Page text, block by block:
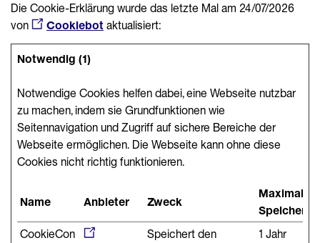
Die Cookie-Erklärung wurde das letzte Mal am 24/07/2026
von
Cookiebot aktualisiert:
Notwendig (1)
Notwendige Cookies helfen dabei, eine Webseite nutzbar
zu machen, indem sie Grundfunktionen wie
Seitennavigation und Zugriff auf sichere Bereiche der
Webseite ermöglichen. Die Webseite kann ohne diese
Cookies nicht richtig funktionieren.
Name Anbieter Zweck
Maximale
CookieCon
Speichert den
1 Jahr